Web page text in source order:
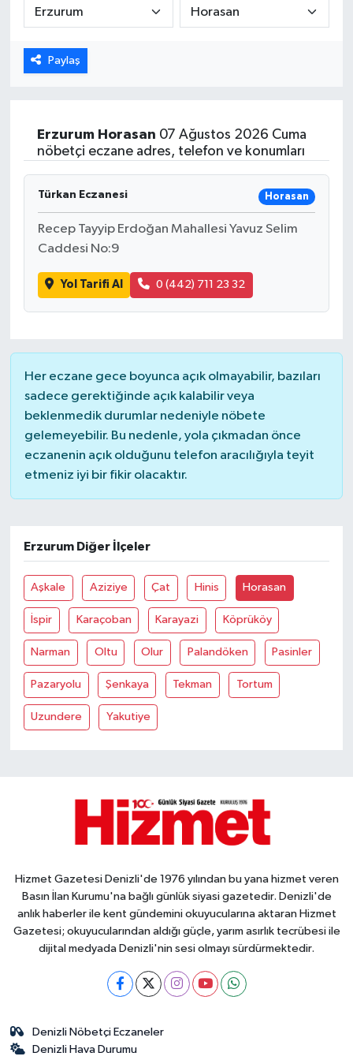
Paylaş
Erzurum Horasan 07 Ağustos 2026 Cuma
nöbetçi eczane adres, telefon ve konumları
Türkan Eczanesi Horasan
Recep Tayyip Erdoğan Mahallesi Yavuz Selim
Caddesi No:9
Yol Tarifi Al 0 (442) 711 23 32
Her eczane gece boyunca açık olmayabilir, bazıları
sadece gerektiğinde açık kalabilir veya
beklenmedik durumlar nedeniyle nöbete
gelemeyebilir. Bu nedenle, yola çıkmadan önce
eczanenin açık olduğunu telefon aracılığıyla teyit
etmeniz iyi bir fikir olacaktır.
Erzurum Diğer İlçeler
Aşkale Aziziye Çat Hinis Horasan
İspir Karaçoban Karayazi Köprüköy
Narman Oltu Olur Palandöken Pasinler
Pazaryolu Şenkaya Tekman Tortum
Uzundere Yakutiye
Hizmet Gazetesi Denizli'de 1976 yılından bu yana hizmet veren
Basın İlan Kurumu'na bağlı günlük siyasi gazetedir. Denizli'de
anlık haberler ile kent gündemini okuyucularına aktaran Hizmet
Gazetesi; okuyucularından aldığı güçle, yarım asırlık tecrübesi ile
dijital medyada Denizli'nin sesi olmayı sürdürmektedir.
Denizli Nöbetçi Eczaneler
Denizli Hava Durumu
ÖZEL HABER
DTO